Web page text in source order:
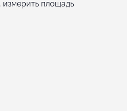
измерить площадь